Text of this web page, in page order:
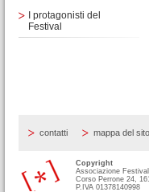
I protagonisti del
Festival
contatti mappa del sito
Copyright
Associazione
Corso Perrone 24,
P.IVA 01378140998